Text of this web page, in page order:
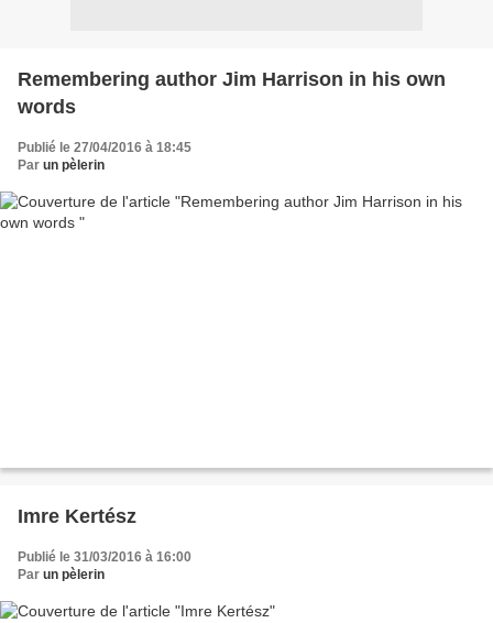
Remembering author Jim Harrison in his own
words
Publié le 27/04/2016 à 18:45
Par un pèlerin
Imre Kertész
Publié le 31/03/2016 à 16:00
Par un pèlerin